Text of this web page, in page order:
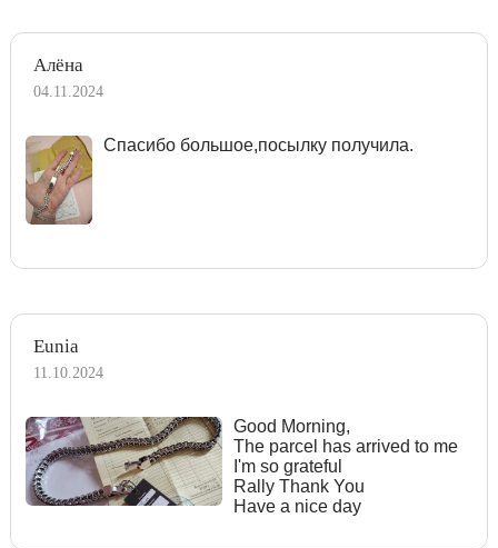
Алёна
04.11.2024
Спасибо большое,посылку получила.
Eunia
11.10.2024
Good Morning,
The parcel has arrived to me
I'm so grateful
Rally Thank You
Have a nice day